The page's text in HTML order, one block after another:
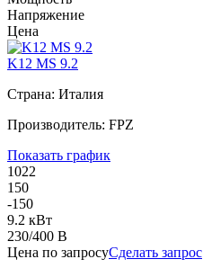
Напряжение
Цена
K12 MS 9.2
Страна: Италия
Производитель: FPZ
Показать график
1022
150
-150
9.2 кВт
230/400 В
Цена по запросуСделать запрос